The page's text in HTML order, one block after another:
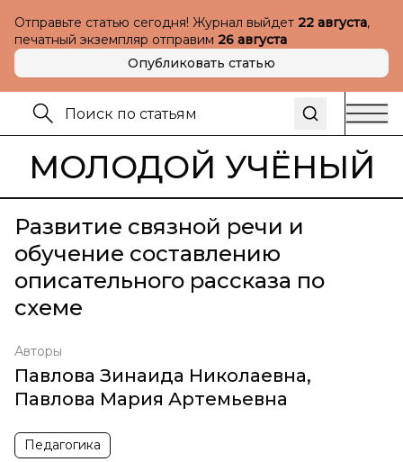
Отправьте статью сегодня! Журнал выйдет 22 августа,
печатный экземпляр отправим 26 августа
Опубликовать статью
МОЛОДОЙ УЧЁНЫЙ
Развитие связной речи и
обучение составлению
описательного рассказа по
схеме
Авторы
Павлова Зинаида Николаевна,
Павлова Мария Артемьевна
Педагогика